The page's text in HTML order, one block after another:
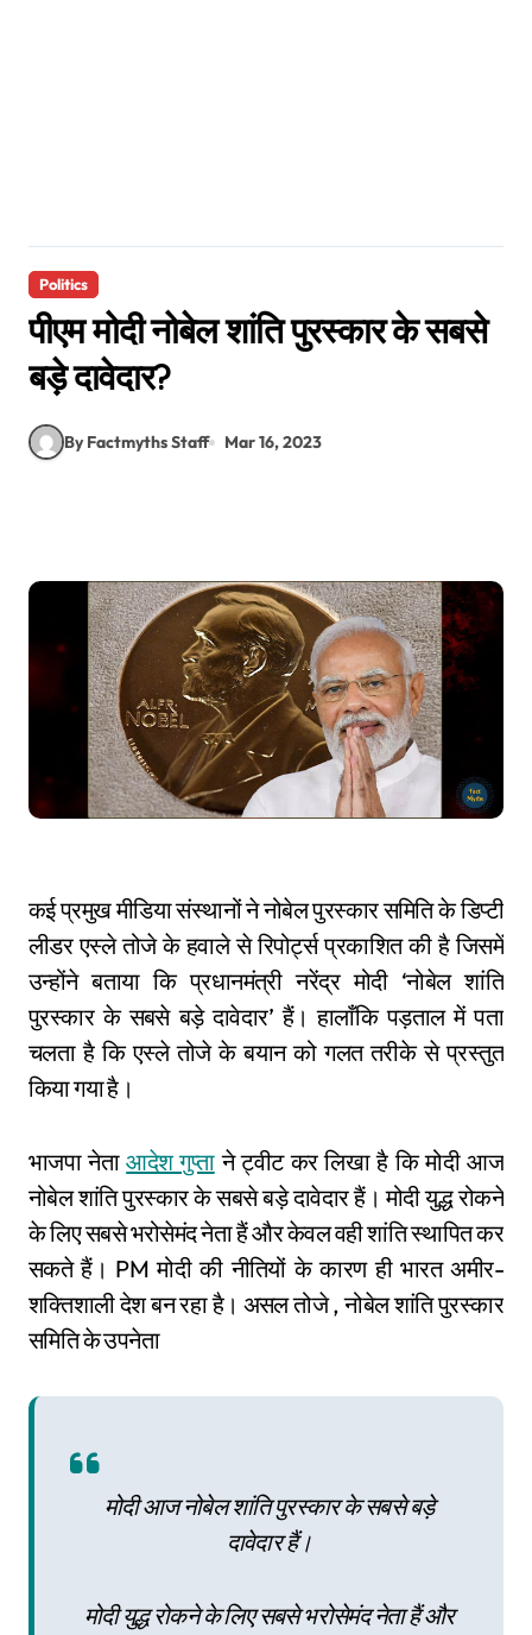
Politics
पीएम मोदी नोबेल शांति पुरस्कार के सबसे
बड़े दावेदार?
By Factmyths Staff Mar 16, 2023
कई प्रमुख मीडिया संस्थानों ने नोबेल पुरस्कार समिति के डिप्टी
लीडर एस्ले तोजे के हवाले से रिपोर्ट्स प्रकाशित की है जिसमें
उन्होंने बताया कि प्रधानमंत्री नरेंद्र मोदी ‘नोबेल शांति
पुरस्कार के सबसे बड़े दावेदार’ हैं। हालाँकि पड़ताल में पता
चलता है कि एस्ले तोजे के बयान को गलत तरीके से प्रस्तुत
किया गया है।
भाजपा नेताआदेश गुप्ताने ट्वीट कर लिखा है कि मोदी आज
नोबेल शांति पुरस्कार के सबसे बड़े दावेदार हैं। मोदी युद्ध रोकने
के लिए सबसे भरोसेमंद नेता हैं और केवल वही शांति स्थापित कर
सकते हैं। PM मोदी की नीतियों के कारण ही भारत अमीर-
शक्तिशाली देश बन रहा है। असल तोजे , नोबेल शांति पुरस्कार
समिति के उपनेता
मोदी आज नोबेल शांति पुरस्कार के सबसे बड़े
दावेदार हैं।
मोदी युद्ध रोकने के लिए सबसे भरोसेमंद नेता हैं और